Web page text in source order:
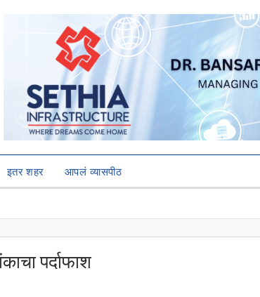
इतर शहर आपलं व्यासपीठ
पर्दाफाश